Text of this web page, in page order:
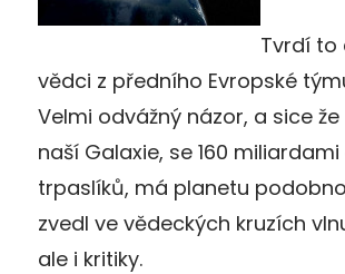
Tvrdí to
vědci z předního Evropské
Velmi odvážný názor, a sice že
naší Galaxie, se 160
trpaslíků, má planetu
zvedl ve vědeckých kruzích
ale i kritiky.